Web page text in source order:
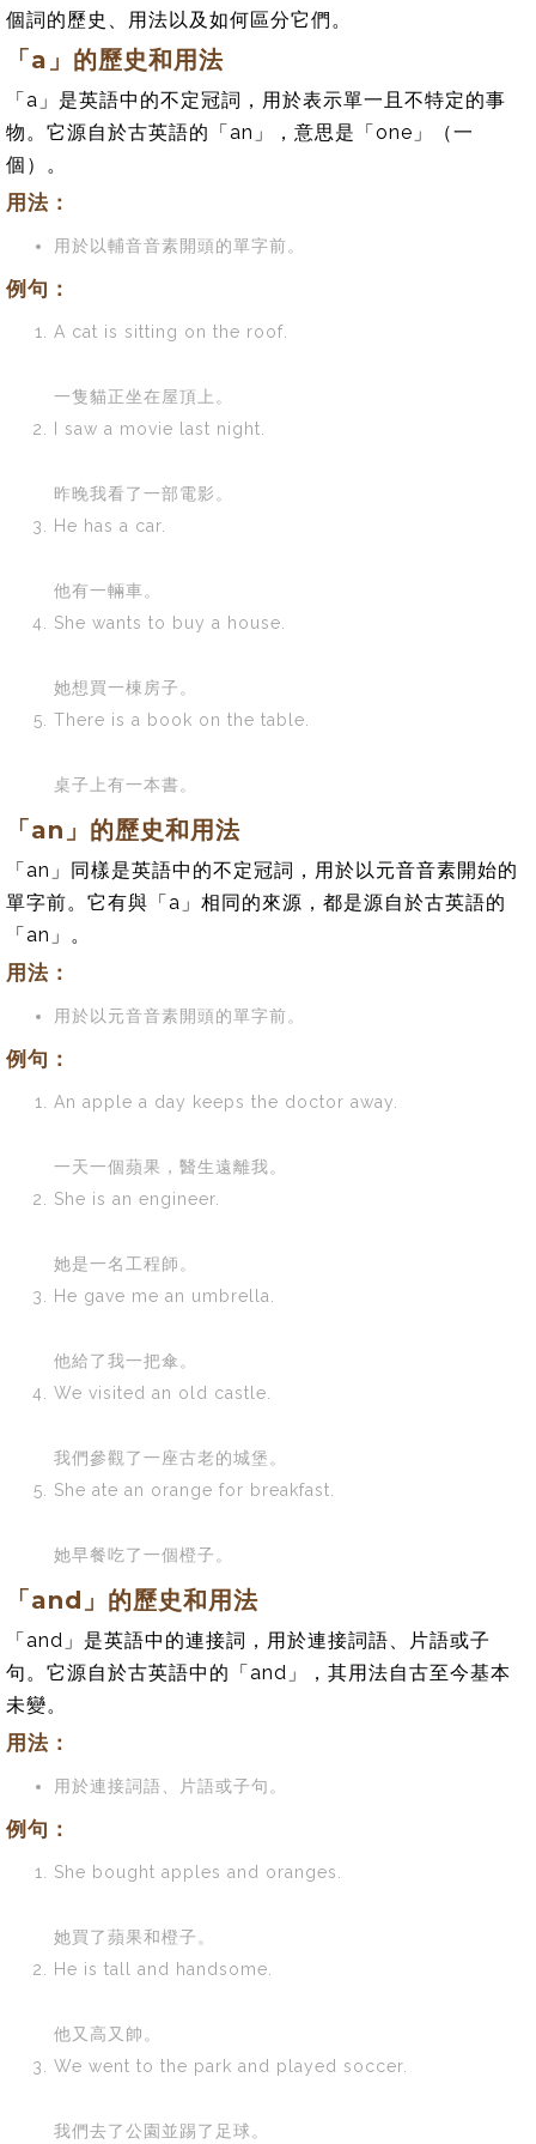
個詞的歷史、用法以及如何區分它們。
「a」的歷史和用法
「a」是英語中的不定冠詞，用於表示單一且不特定的事
物。它源自於古英語的「an」，意思是「one」（一
個）。
用法：
用於以輔音音素開頭的單字前。
例句：
A cat is sitting on the roof.
一隻貓正坐在屋頂上。
I saw a movie last night.
昨晚我看了一部電影。
He has a car.
他有一輛車。
She wants to buy a house.
她想買一棟房子。
There is a book on the table.
桌子上有一本書。
「an」的歷史和用法
「an」同樣是英語中的不定冠詞，用於以元音音素開始的
單字前。它有與「a」相同的來源，都是源自於古英語的
「an」。
用法：
用於以元音音素開頭的單字前。
例句：
An apple a day keeps the doctor away.
一天一個蘋果，醫生遠離我。
She is an engineer.
她是一名工程師。
He gave me an umbrella.
他給了我一把傘。
We visited an old castle.
我們參觀了一座古老的城堡。
She ate an orange for breakfast.
她早餐吃了一個橙子。
「and」的歷史和用法
「and」是英語中的連接詞，用於連接詞語、片語或子
句。它源自於古英語中的「and」，其用法自古至今基本
未變。
用法：
用於連接詞語、片語或子句。
例句：
She bought apples and oranges.
她買了蘋果和橙子。
He is tall and handsome.
他又高又帥。
We went to the park and played soccer.
我們去了公園並踢了足球。